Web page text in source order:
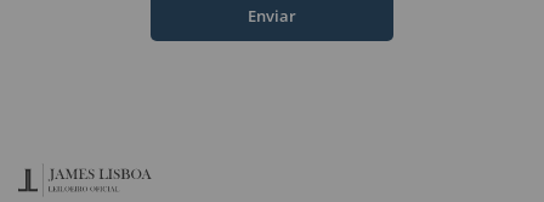
Enviar